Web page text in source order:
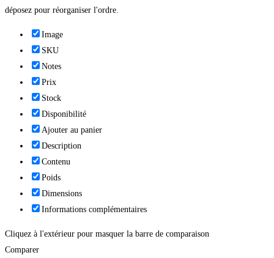
déposez pour réorganiser l'ordre.
Image
SKU
Notes
Prix
Stock
Disponibilité
Ajouter au panier
Description
Contenu
Poids
Dimensions
Informations complémentaires
Cliquez à l'extérieur pour masquer la barre de comparaison
Comparer